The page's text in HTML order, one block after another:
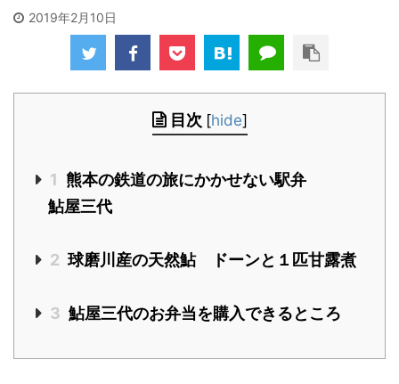
2019年2月10日
目次 [hide]
1 熊本の鉄道の旅にかかせない駅弁
鮎屋三代
2 球磨川産の天然鮎 ドーンと１匹甘露煮
3 鮎屋三代のお弁当を購入できるところ